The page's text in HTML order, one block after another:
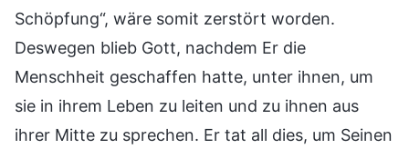
Schöpfung“, wäre somit zerstört worden.
Deswegen blieb Gott, nachdem Er die
Menschheit geschaffen hatte, unter ihnen, um
sie in ihrem Leben zu leiten und zu ihnen aus
ihrer Mitte zu sprechen. Er tat all dies, um Seinen